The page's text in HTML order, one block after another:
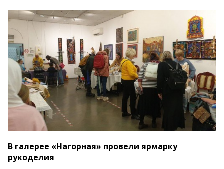
В галерее «Нагорная» провели ярмарку
рукоделия